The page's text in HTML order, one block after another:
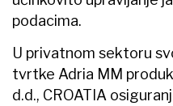
podacima.
U privatnom sektoru
tvrtke Adria MM
d.d., CROATIA